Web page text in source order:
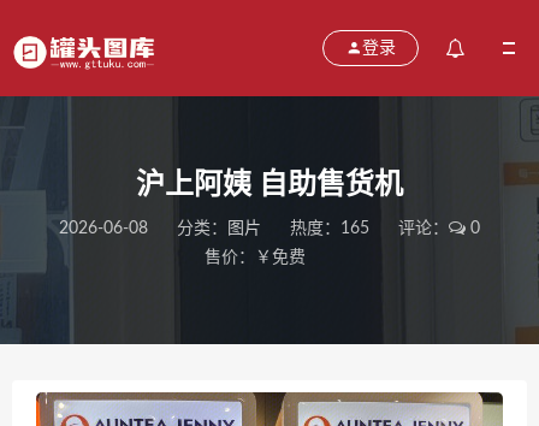
登录
沪上阿姨 自助售货机
2026-06-08 分类： 图片 热度：165 评论：
0
售价：￥免费